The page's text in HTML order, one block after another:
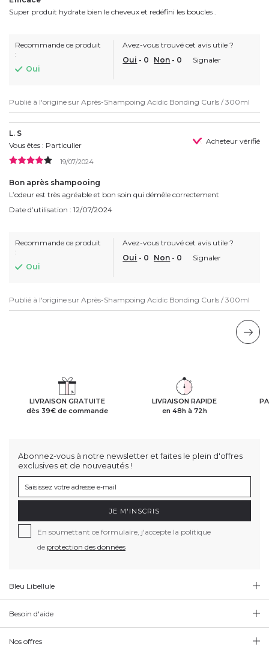
Super produit hydrate bien le cheveux et redéfini les boucles .
Recommande ce produit
:
Oui
Avez-vous trouvé cet avis utile ?
Oui - 0 Non - 0 Signaler
Publié à l'origine sur Après-Shampoing Acidic Bonding Curls / 300ml
L. S
Vous êtes : Particulier
Acheteur vérifié
19/07/2024
Bon après shampooing
L’odeur est très agréable et bon soin qui démêle correctement
Date d’utilisation : 12/07/2024
Recommande ce produit
:
Oui
Avez-vous trouvé cet avis utile ?
Oui - 0 Non - 0 Signaler
Publié à l'origine sur Après-Shampoing Acidic Bonding Curls / 300ml
LIVRAISON GRATUITE
dès 39€ de commande
LIVRAISON RAPIDE
en 48h à 72h
Abonnez-vous à notre newsletter et faites le plein d'offres
exclusives et de nouveautés !
JE M'INSCRIS
En soumettant ce formulaire, j'accepte la politique
de protection des données
Bleu Libellule
Besoin d'aide
Nos offres